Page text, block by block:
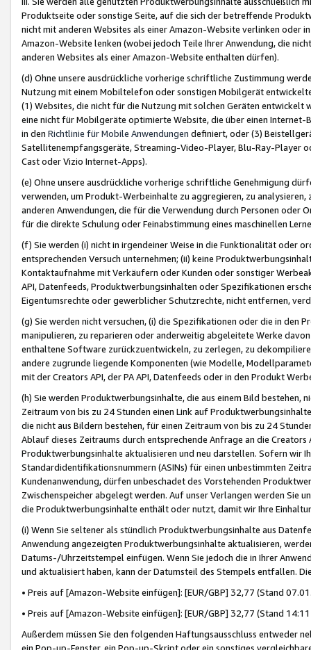
Produktseite oder sonstige Seite, auf die sich der betreffende
nicht mit anderen Websites als einer Amazon-Website verlinken oder
Amazon-Website lenken (wobei jedoch Teile Ihrer Anwendung, die
anderen Websites als einer Amazon-Website enthalten dürfen).
(d) Ohne unsere ausdrückliche vorherige schriftliche Zustimmung
Nutzung mit einem Mobiltelefon oder sonstigen Mobilgerät
(1) Websites, die nicht für die Nutzung mit solchen Geräten
eine nicht für Mobilgeräte optimierte Website, die über einen
in den Richtlinie für Mobile Anwendungen definiert, oder (3)
Satellitenempfangsgeräte, Streaming-Video-Player, Blu-Ray-Player
Cast oder Vizio Internet-Apps).
(e) Ohne unsere ausdrückliche vorherige schriftliche Genehmigung
verwenden, um Produkt-Werbeinhalte zu aggregieren, zu
anderen Anwendungen, die für die Verwendung durch Personen
für die direkte Schulung oder Feinabstimmung eines maschinellen
(f) Sie werden (i) nicht in irgendeiner Weise in die Funktionalität oder
entsprechenden Versuch unternehmen; (ii) keine
Kontaktaufnahme mit Verkäufern oder Kunden oder sonstiger
API, Datenfeeds, Produktwerbungsinhalten oder Spezifikationen
Eigentumsrechte oder gewerblicher Schutzrechte, nicht entfernen,
(g) Sie werden nicht versuchen, (i) die Spezifikationen oder die in
manipulieren, zu reparieren oder anderweitig abgeleitete Werke
enthaltene Software zurückzuentwickeln, zu zerlegen, zu
andere zugrunde liegende Komponenten (wie Modelle,
mit der Creators API, der PA API, Datenfeeds oder in den Produkt
(h) Sie werden Produktwerbungsinhalte, die aus einem Bild bestehen,
Zeitraum von bis zu 24 Stunden einen Link auf
die nicht aus Bildern bestehen, für einen Zeitraum von bis zu 24
Ablauf dieses Zeitraums durch entsprechende Anfrage an die
Produktwerbungsinhalte aktualisieren und neu darstellen. Sofern wir
Standardidentifikationsnummern (ASINs) für einen unbestimmten
Kundenanwendung, dürfen unbeschadet des Vorstehenden
Zwischenspeicher abgelegt werden. Auf unser Verlangen werden Sie
die Produktwerbungsinhalte enthält oder nutzt, damit wir Ihre
(i) Wenn Sie seltener als stündlich Produktwerbungsinhalte aus
Anwendung angezeigten Produktwerbungsinhalte aktualisieren,
Datums-/Uhrzeitstempel einfügen. Wenn Sie jedoch die in Ihrer
und aktualisiert haben, kann der Datumsteil des Stempels entfallen.
• Preis auf [Amazon-Website einfügen]: [EUR/GBP] 32,77 (Stand
• Preis auf [Amazon-Website einfügen]: [EUR/GBP] 32,77 (Stand
Außerdem müssen Sie den folgenden Haftungsausschluss entweder
ein Pop-up-Fenster, ein Pop-up-Skript oder ein sonstiges